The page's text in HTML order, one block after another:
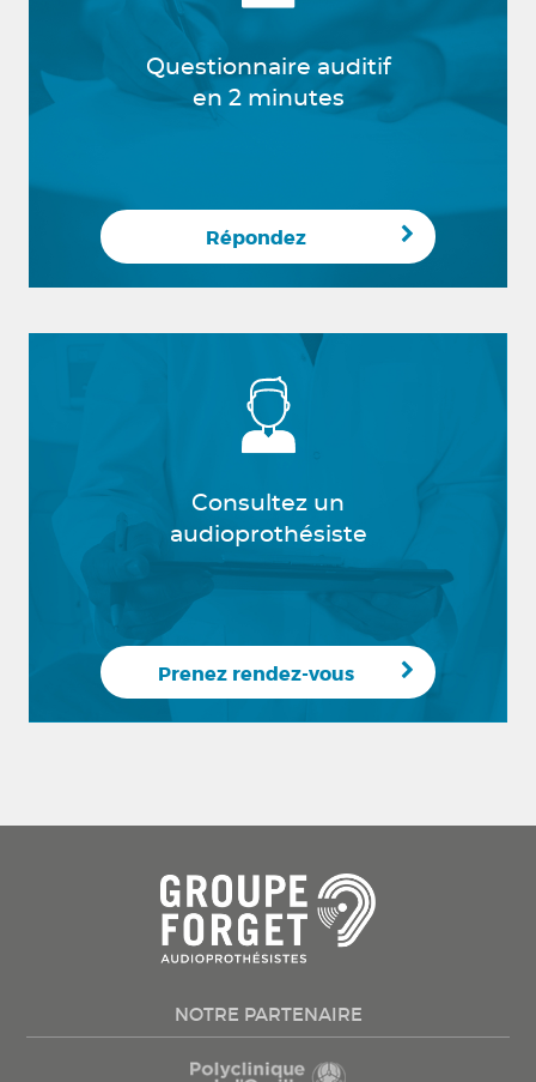
Questionnaire auditif
en 2 minutes
Répondez
Consultez un
audioprothésiste
Prenez rendez-vous
NOTRE PARTENAIRE